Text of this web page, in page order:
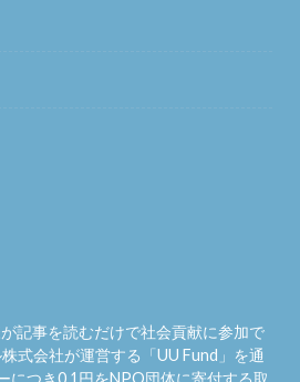
記事を読むだけで社会貢献に参加で
式会社が運営する「UU Fund 」を通
につき0.1円をNPO団体に寄付する取